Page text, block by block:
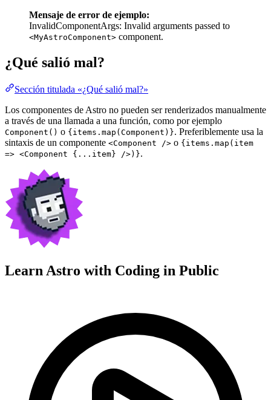
Mensaje de error de ejemplo:
InvalidComponentArgs: Invalid arguments passed to
<MyAstroComponent> component.
¿Qué salió mal?
Sección titulada «¿Qué salió mal?»
Los componentes de Astro no pueden ser renderizados manualmente
a través de una llamada a una función, como por ejemplo
Component() o {items.map(Component)}. Preferiblemente usa la
sintaxis de un componente <Component /> o {items.map(item
=> <Component {...item} />)}.
Learn Astro with Coding in Public